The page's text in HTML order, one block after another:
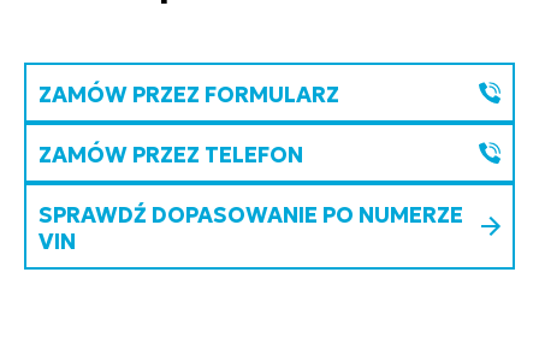
ZAMÓW PRZEZ FORMULARZ
ZAMÓW PRZEZ TELEFON
SPRAWDŹ DOPASOWANIE PO NUMERZE
VIN